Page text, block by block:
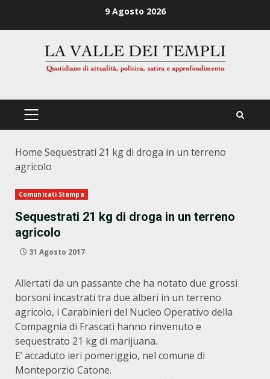
9 Agosto 2026
PRIMÄRES
Home Sequestrati 21 kg di droga in un terreno
agricolo
Comunicati Stampa
Sequestrati 21 kg di droga in un terreno
agricolo
31 Agosto 2017
Allertati da un passante che ha notato due grossi
borsoni incastrati tra due alberi in un terreno
agricolo, i Carabinieri del Nucleo Operativo della
Compagnia di Frascati hanno rinvenuto e
sequestrato 21 kg di marijuana.
E’ accaduto ieri pomeriggio, nel comune di
Monteporzio Catone.